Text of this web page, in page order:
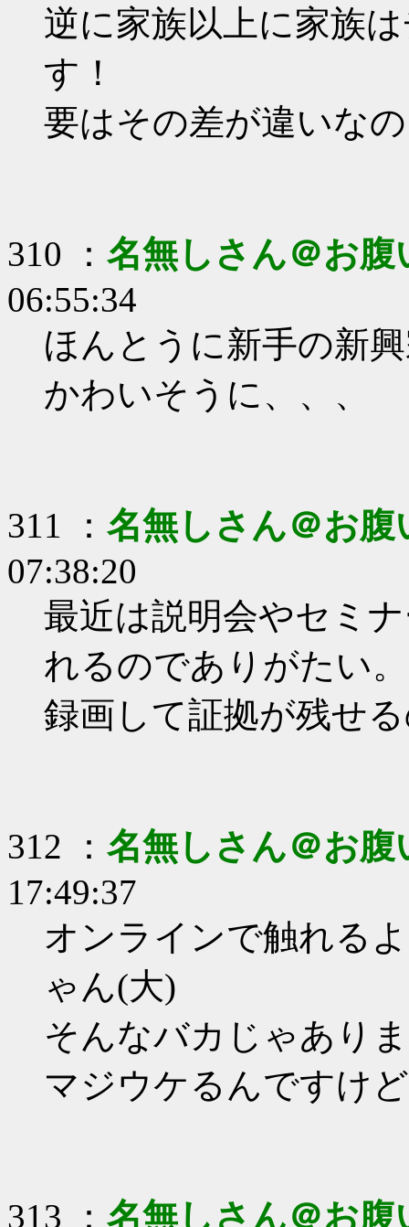
逆に家族以上に家族
す！
要はその差が違いな
310 ： 名無しさん＠お腹
06:55:34
ほんとうに新手の新
かわいそうに、、、
311 ： 名無しさん＠お腹
07:38:20
最近は説明会やセミ
れるのでありがたい。
録画して証拠が残せ
312 ： 名無しさん＠お腹
17:49:37
オンラインで触れる
ゃん(大)
そんなバカじゃあり
マジウケるんですけ
313 ： 名無しさん＠お腹